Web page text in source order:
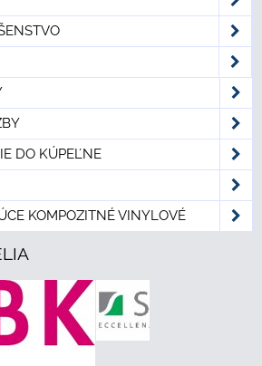
DO KÚPEĽNE
KOMPOZITNÉ VINYLOVÉ